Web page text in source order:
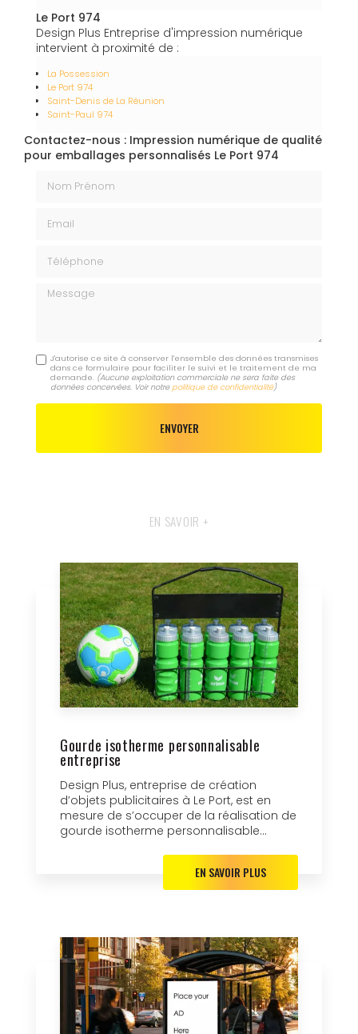
Le Port 974
Design Plus Entreprise d'impression numérique
intervient à proximité de :
La Possession
Le Port 974
Saint-Denis de La Réunion
Saint-Paul 974
Contactez-nous : Impression numérique de qualité
pour emballages personnalisés Le Port 974
Message
J'autorise ce site à conserver l'ensemble des données transmises
dans ce formulaire pour faciliter le suivi et le traitement de ma
demande. (Aucune exploitation commerciale ne sera faite des
données concervées. Voir notre politique de confidentialité)
EN SAVOIR +
Gourde isotherme personnalisable
entreprise
Design Plus, entreprise de création
d’objets publicitaires à Le Port, est en
mesure de s’occuper de la réalisation de
gourde isotherme personnalisable...
EN SAVOIR PLUS